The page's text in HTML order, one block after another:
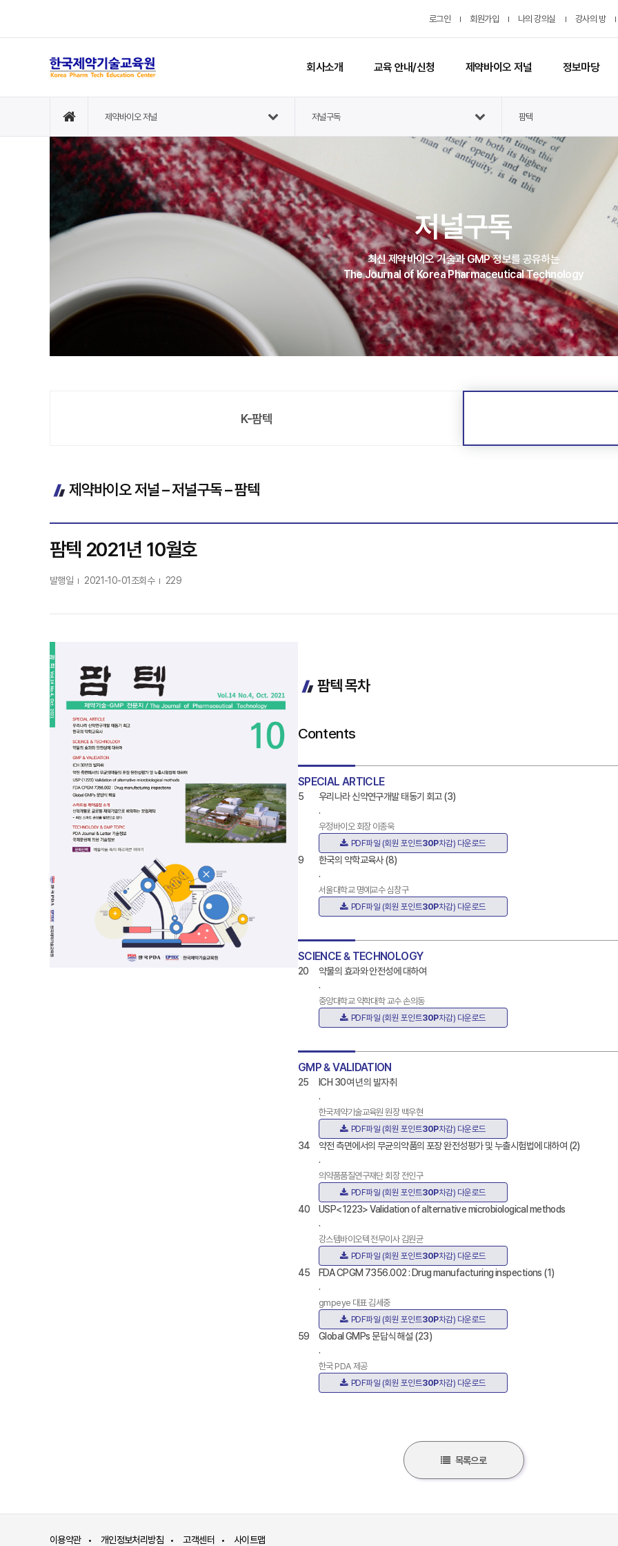
로그인 회원가입 나의 강의실 강사의 방
회사소개 교육 안내/신청 제약바이오 저널 정보마당
제약바이오 저널 저널구독 팜텍
저널구독
최신 제약바이오 기술과 GMP 정보를 공유하는
The Journal of Korea Pharmaceutical Technology
K-팜텍
제약바이오 저널 – 저널구독 – 팜텍
팜텍 2021년 10월호
발행일 2021-10-01 조회수 229
팜텍 목차
Contents
SPECIAL ARTICLE
5
우리나라 신약연구개발 태동기 회고 (3)
.
우정바이오 회장 이종욱
PDF파일 (회원 포인트30P차감) 다운로드
9
한국의 약학교육사 (8)
.
서울대학교 명예교수 심창구
PDF파일 (회원 포인트30P차감) 다운로드
SCIENCE & TECHNOLOGY
20
약물의 효과와 안전성에 대하여
.
중앙대학교 약학대학 교수 손의동
PDF파일 (회원 포인트30P차감) 다운로드
GMP & VALIDATION
25
ICH 30여 년의 발자취
.
한국제약기술교육원 원장 백우현
PDF파일 (회원 포인트30P차감) 다운로드
34
약전 측면에서의 무균의약품의 포장 완전성평가 및 누출시험법에 대하여 (2)
.
의약품품질연구재단 회장 전인구
PDF파일 (회원 포인트30P차감) 다운로드
40
USP<1223> Validation of alternative microbiological methods
.
강스템바이오텍 전무이사 김원균
PDF파일 (회원 포인트30P차감) 다운로드
45
FDA CPGM 7356.002 : Drug manufacturing inspections (1)
.
gmpeye 대표 김세중
PDF파일 (회원 포인트30P차감) 다운로드
59
Global GMPs 문답식 해설 (23)
.
한국 PDA 제공
PDF파일 (회원 포인트30P차감) 다운로드
목록으로
이용약관 개인정보처리방침 고객센터 사이트맵